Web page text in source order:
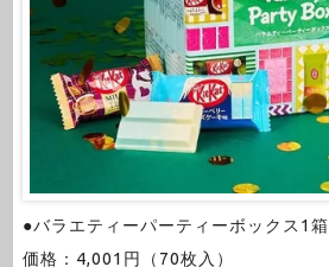
●バラエティーパーティーボックス1箱
価格：4,001円（70枚入）